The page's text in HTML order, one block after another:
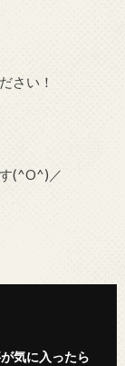
さい！
(^O^)／
気に入ったら